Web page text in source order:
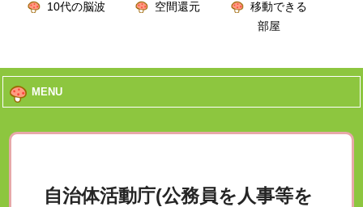
10代の脳波
空間還元
移動できる
部屋
MENU
自治体活動庁(公務員を人事等を